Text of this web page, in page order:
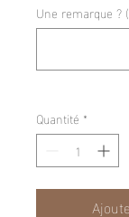
Une remarque ?
Quantité *